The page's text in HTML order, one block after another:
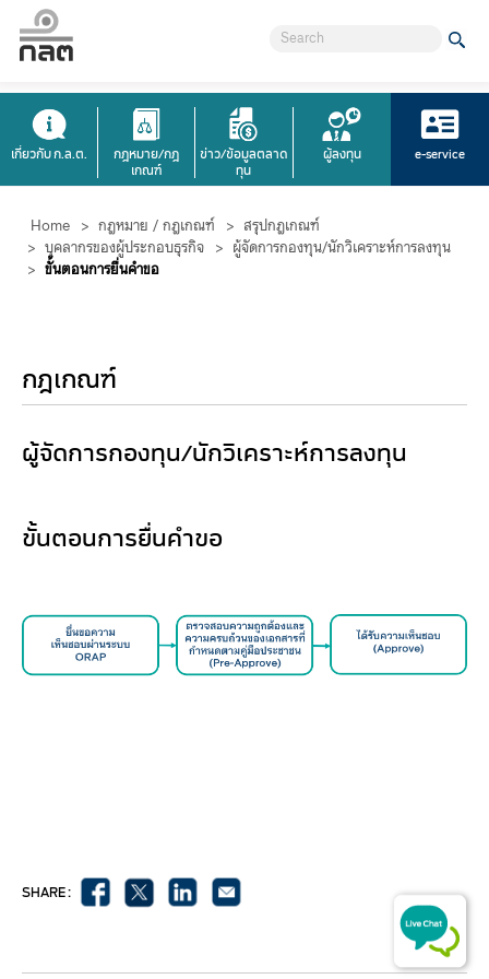
เกี่ยวกับ ก.ล.ต.
กฎหมาย/กฎ
เกณฑ์
ข่าว/ข้อมูลตลาด
ทุน
ผู้ลงทุน e-service
Home > กฎหมาย / กฎเกณฑ์ > สรุปกฎเกณฑ์
> บุคลากรของผู้ประกอบธุรกิจ > ผู้จัดการกองทุน/นักวิเคราะห์การลงทุน
> ขั้นตอนการยื่นคำขอ
กฎเกณฑ์
ผู้จัดการกองทุน/นักวิเคราะห์การลงทุน
ขั้นตอนการยื่นคำขอ
SHARE :